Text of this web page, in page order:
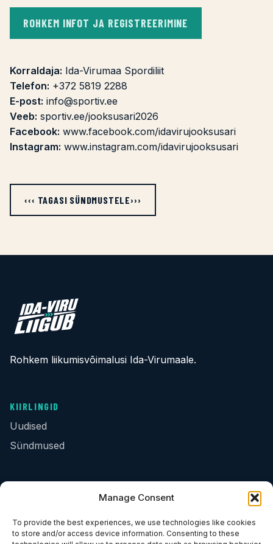
Manage Consent
To provide the best experiences, we use technologies like cookies
to store and/or access device information. Consenting to these
ROHKEM INFOT JA REGISTREERIMINE
Korraldaja: Ida-Virumaa Spordiliit
Telefon: +372 5819 2288
E-post: info@sportiv.ee
Veeb: sportiv.ee/jooksusari2026
Facebook: www.facebook.com/idavirujooksusari
Instagram: www.instagram.com/idavirujooksusari
‹‹‹ TAGASI SÜNDMUSTELE
Rohkem liikumisvõimalusi Ida-Virumaale.
KIIRLINGID
Uudised
Sündmused
KONTAKT